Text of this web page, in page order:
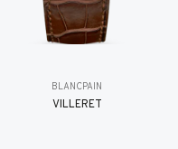
BLANCPAIN
VILLERET